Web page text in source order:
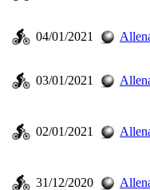
04/01/2021
03/01/2021
02/01/2021
31/12/2020